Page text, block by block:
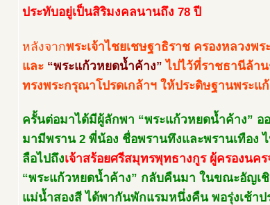
ประทับอยู่เป็นสิริมงคลนานถึง 78 ปี
หลังจากพระเจ้าไชยเชษฐาธิราช ครองหลวงพ
และ “พระแก้วหยดน้ำค้าง” ไปไว้ที่ราชธานีล้า
ทรงพระกรุณาโปรดเกล้าฯ ให้ประดิษฐานพระแ
ครั้นต่อมาได้มีผู้ลักพา “พระแก้วหยดน้ำค้าง”
มามีพราน 2 พี่น้อง ชื่อพรานทึงและพรานเทือง
ลือไปถึงเจ้าสร้อยศรีสมุทรพุทธางกูร ผู้ครองนค
“พระแก้วหยดน้ำค้าง” กลับคืนมา ในขณะอัญเ
แม่น้ำสองสี ได้พากันพักแรมหนึ่งคืน พอรุ่งเช้า